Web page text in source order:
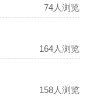
74人浏览
164人浏览
158人浏览